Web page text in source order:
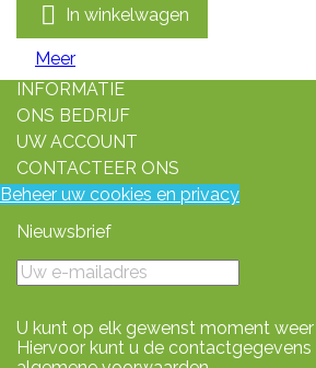
 In winkelwagen
Meer
INFORMATIE
ONS BEDRIJF
UW ACCOUNT
CONTACTEER ONS
Beheer uw cookies en privacy
Nieuwsbrief
U kunt op elk gewenst moment weer
Hiervoor kunt u de